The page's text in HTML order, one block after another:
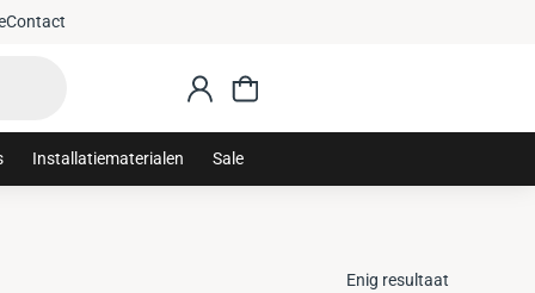
Contact
Installatiematerialen Sale
Enig resultaat